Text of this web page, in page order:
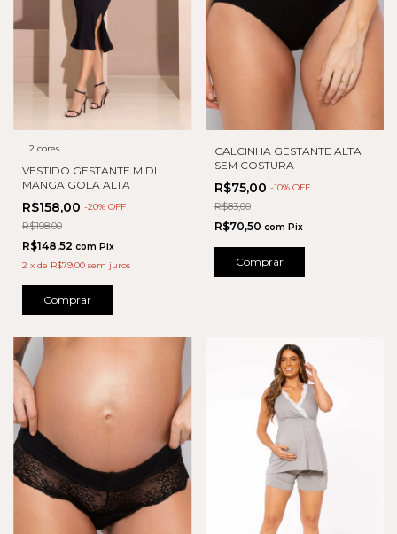
2 cores
VESTIDO GESTANTE MIDI
MANGA GOLA ALTA
R$158,00 -20% OFF
R$198,00
R$148,52 com Pix
2 x de R$79,00 sem juros
Comprar
CALCINHA GESTANTE ALTA
SEM COSTURA
R$75,00 -10% OFF
R$83,00
R$70,50 com Pix
Comprar